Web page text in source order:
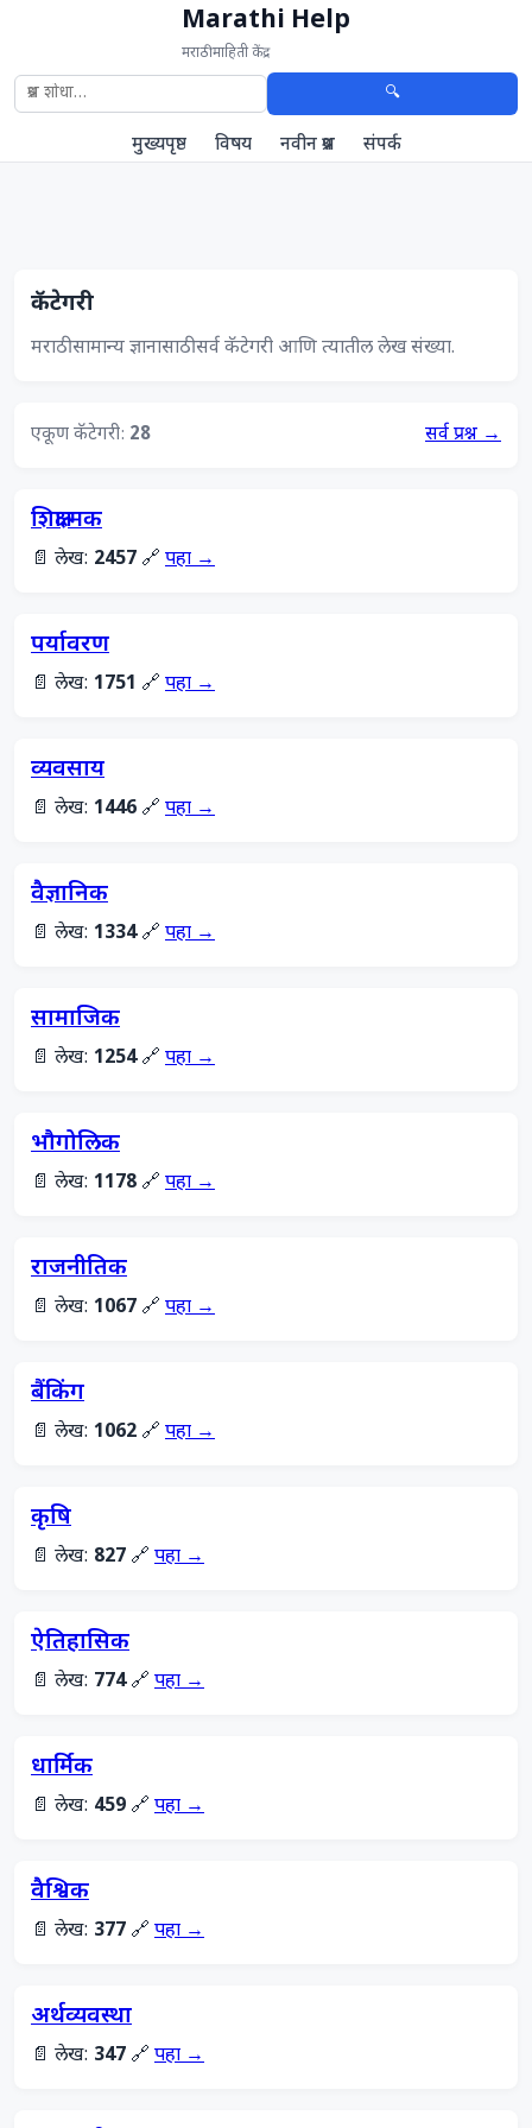
Marathi Help
मराठी माहिती केंद्र
🔍
मुख्यपृष्ठ विषय नवीन प्रश्न संपर्क
कॅटेगरी
मराठी सामान्य ज्ञानासाठी सर्व कॅटेगरी आणि त्यातील लेख संख्या.
एकूण कॅटेगरी: 28 सर्व प्रश्न →
शिक्षात्मक
📄 लेख: 2457 🔗 पहा →
पर्यावरण
📄 लेख: 1751 🔗 पहा →
व्यवसाय
📄 लेख: 1446 🔗 पहा →
वैज्ञानिक
📄 लेख: 1334 🔗 पहा →
सामाजिक
📄 लेख: 1254 🔗 पहा →
भौगोलिक
📄 लेख: 1178 🔗 पहा →
राजनीतिक
📄 लेख: 1067 🔗 पहा →
बैंकिंग
📄 लेख: 1062 🔗 पहा →
कृषि
📄 लेख: 827 🔗 पहा →
ऐतिहासिक
📄 लेख: 774 🔗 पहा →
धार्मिक
📄 लेख: 459 🔗 पहा →
वैश्विक
📄 लेख: 377 🔗 पहा →
अर्थव्यवस्था
📄 लेख: 347 🔗 पहा →